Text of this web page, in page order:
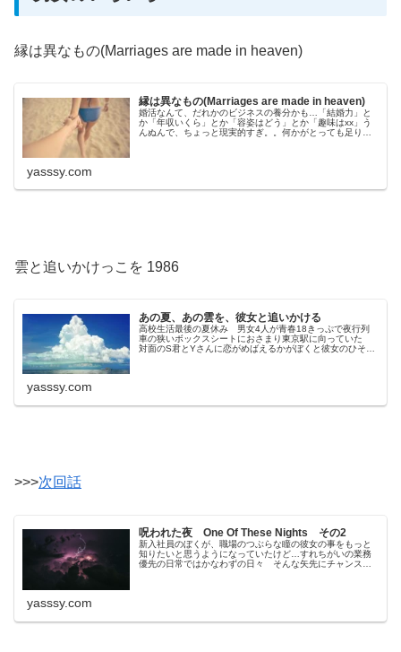
縁は異なもの(Marriages are made in heaven)
縁は異なもの(Marriages are made in heaven)
婚活なんて、だれかのビジネスの養分かも…「結婚力」と
か「年収いくら」とか「容姿はどう」とか「趣味はxx」う
んぬんで、ちょっと現実的すぎ。。何かがとっても足りな
yasssy.com
雲と追いかけっこを 1986
あの夏、あの雲を、彼女と追いかける
高校生活最後の夏休み 男女4人が青春18きっぷで夜行列
車の狭いボックスシートにおさまり東京駅に向っていた
対面のS君とYさんに恋がめばえるかがぼくと彼女のひそか
yasssy.com
>>>次回話
呪われた夜 One Of These Nights その2
新入社員のぼくが、職場のつぶらな瞳の彼女の事をもっと
知りたいと思うようになっていたけど…すれちがいの業務
優先の日常ではかなわずの日々 そんな矢先にチャンス到
yasssy.com